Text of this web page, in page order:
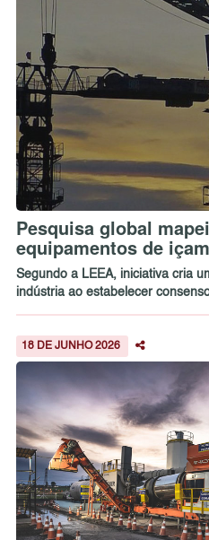
Pesquisa global
equipamentos de
Segundo a LEEA, iniciativa cria
indústria ao estabelecer
18 DE JUNHO 2026